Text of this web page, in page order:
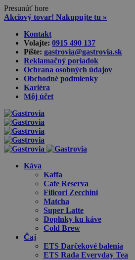
Presunúť hore
Akciový tovar! Nakupujte tu »
content
Kontakt
Volajte: 0915 490 137‬
Píšte: gastrovia@gastrovia.sk‬
Reklamačný poriadok
Ochrana osobných údajov
Obchodné podmienky
Kariéra
Môj účet
Káva
Kaffa
Cafe Reserva
Filicori Zecchini
Matcha
Super Latte
Doplnky ku káve
Cold Brew
Čaj
ETS Darčekové balenia
ETS Rada Everyday Tea